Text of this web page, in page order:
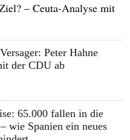
– Ceuta-Analyse mit
Peter Hahne
der CDU ab
65.000 fallen in die
wie Spanien ein neues